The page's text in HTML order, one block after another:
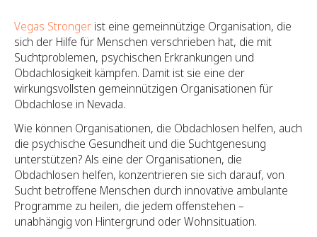
Vegas Stronger ist eine gemeinnützige Organisation, die
sich der Hilfe für Menschen verschrieben hat, die mit
Suchtproblemen, psychischen Erkrankungen und
Obdachlosigkeit kämpfen. Damit ist sie eine der
wirkungsvollsten gemeinnützigen Organisationen für
Obdachlose in Nevada.
Wie können Organisationen, die Obdachlosen helfen, auch
die psychische Gesundheit und die Suchtgenesung
unterstützen? Als eine der Organisationen, die
Obdachlosen helfen, konzentrieren sie sich darauf, von
Sucht betroffene Menschen durch innovative ambulante
Programme zu heilen, die jedem offenstehen –
unabhängig von Hintergrund oder Wohnsituation.